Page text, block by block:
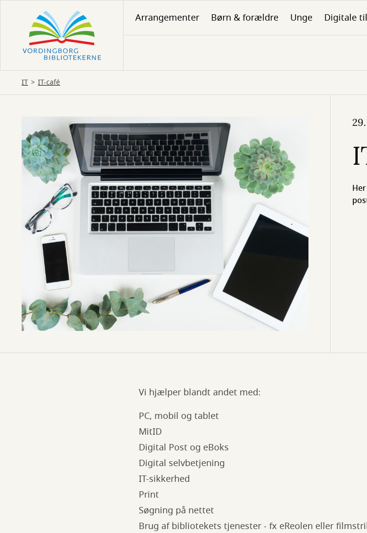
hovedindhold
Arrangementer Børn & forældre Unge Digitale
IT IT-café
Vi hjælper blandt andet med:
PC, mobil og tablet
MitID
Digital Post og eBoks
Digital selvbetjening
IT-sikkerhed
Print
Søgning på nettet
Brug af bibliotekets tjenester - fx eReolen eller